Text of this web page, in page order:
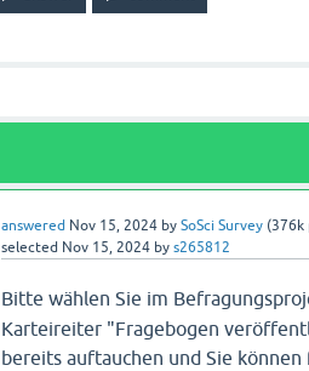
answered Nov 15, 2024 by SoSci Survey (376k
selected Nov 15, 2024 by s265812
Bitte wählen Sie im
Karteireiter "Fragebogen
bereits auftauchen und Sie